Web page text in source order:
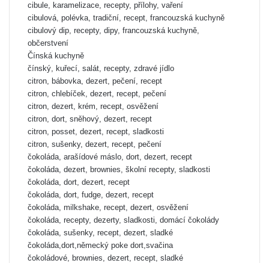
cibule, karamelizace, recepty, přílohy, vaření
cibulová, polévka, tradiční, recept, francouzská kuchyně
cibulový dip, recepty, dipy, francouzská kuchyně,
občerstvení
Čínská kuchyně
čínský, kuřecí, salát, recepty, zdravé jídlo
citron, bábovka, dezert, pečení, recept
citron, chlebíček, dezert, recept, pečení
citron, dezert, krém, recept, osvěžení
citron, dort, sněhový, dezert, recept
citron, posset, dezert, recept, sladkosti
citron, sušenky, dezert, recept, pečení
čokoláda, arašídové máslo, dort, dezert, recept
čokoláda, dezert, brownies, školní recepty, sladkosti
čokoláda, dort, dezert, recept
čokoláda, dort, fudge, dezert, recept
čokoláda, milkshake, recept, dezert, osvěžení
čokoláda, recepty, dezerty, sladkosti, domácí čokolády
čokoláda, sušenky, recept, dezert, sladké
čokoláda,dort,německý poke dort,svačina
čokoládové, brownies, dezert, recept, sladké